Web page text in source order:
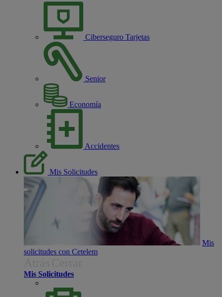
Ciberseguro Tarjetas
Senior
Economía
Accidentes
Mis Solicitudes
Mis
solicitudes con Cetelem
Mis Solicitudes